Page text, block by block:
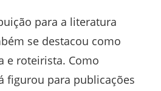
para a literatura
se destacou como
e roteirista. Como
figurou para publicações